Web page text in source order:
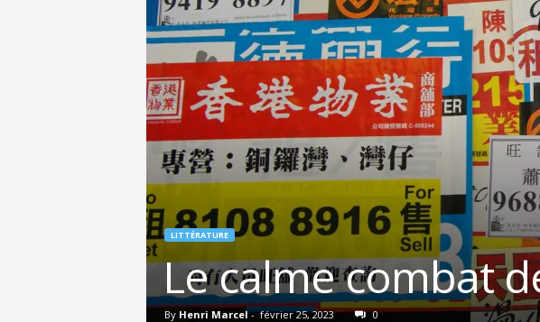
LITTÉRATURE
Le calme combat
By Henri Marcel- février 25, 2023 0